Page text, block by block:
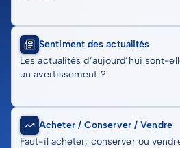
Sentiment des actualités
Les actualités d’aujourd’hui sont-
un avertissement ?
Acheter / Conserver / Vendre
Faut-il acheter, conserver ou